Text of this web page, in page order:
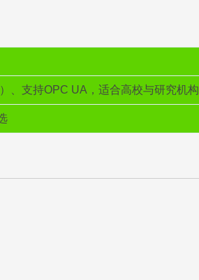
、支持OPC UA，适合高校与研究机构